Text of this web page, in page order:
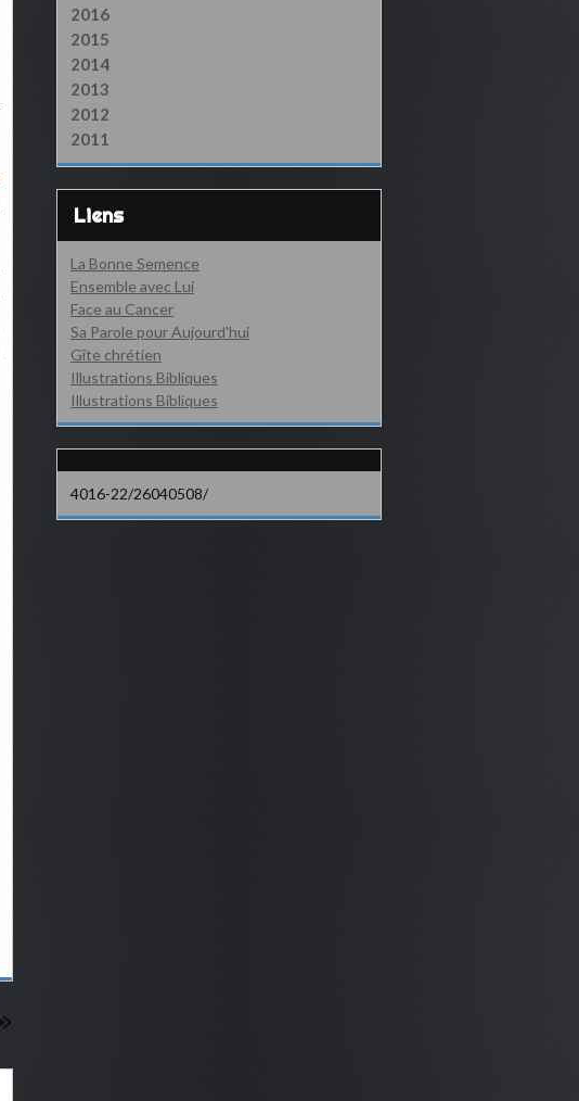
2016
2015
2014
2013
2012
2011
Liens
La Bonne Semence
Ensemble avec Lui
Face au Cancer
Sa Parole pour Aujourd'hui
Gîte chrétien
Illustrations Bibliques
Illustrations Bibliques
4016-22/26040508/